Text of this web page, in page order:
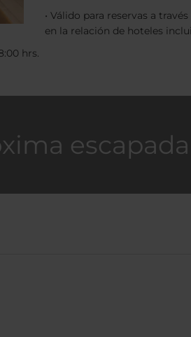
• Válido para reservas a
en la relación de hoteles
hrs.
escapada